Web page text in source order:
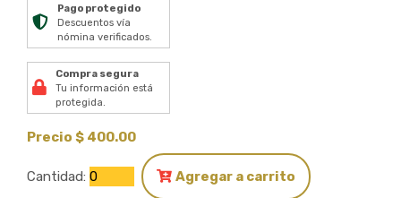
Pago protegido
Descuentos vía
nómina verificados.
Compra segura
Tu información está
protegida.
Precio $ 400.00
Cantidad: Agregar a carrito